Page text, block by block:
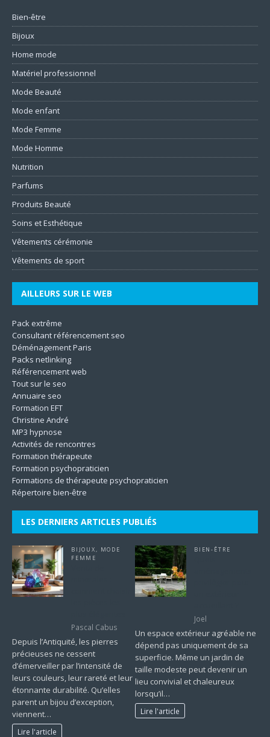
Bien-être
Bijoux
Home mode
Matériel professionnel
Mode Beauté
Mode enfant
Mode Femme
Mode Homme
Nutrition
Parfums
Produits Beauté
Soins et Esthétique
Vêtements cérémonie
Vêtements de sport
AILLEURS SUR LE WEB
Pack extrême
Consultant référencement seo
Déménagement Paris
Packs netlinking
Référencement web
Tout sur le seo
Annuaire seo
Formation EFT
Christine André
MP3 hypnose
Activités de rencontres
Formation thérapeute
Formation psychopraticien
Formations de thérapeute psychopraticien
Répertoire bien-être
LES DERNIERS ARTICLES PUBLIÉS
BIJOUX, MODE
FEMME
Pascal Cabus
Depuis l’Antiquité, les pierres
précieuses ne cessent
d’émerveiller par l’intensité de
leurs couleurs, leur rareté et leur
étonnante durabilité. Qu’elles
parent un bijou d’exception,
viennent…
Lire l'article
BIEN-ÊTRE
Joel
Un espace extérieur agréable ne
dépend pas uniquement de sa
superficie. Même un jardin de
taille modeste peut devenir un
lieu convivial et chaleureux
lorsqu’il…
Lire l'article